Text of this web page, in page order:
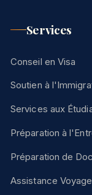
Services
Conseil en Visa
Soutien à
Services aux
Préparation à
Préparation de
Assistance Voyage